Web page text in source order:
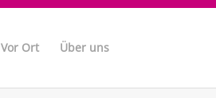
Vor Ort Über uns